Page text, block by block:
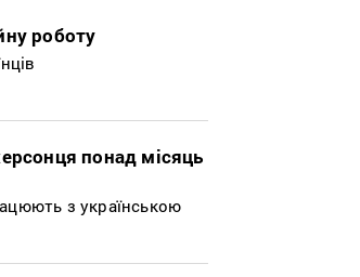
роботу
понад місяць
з українською